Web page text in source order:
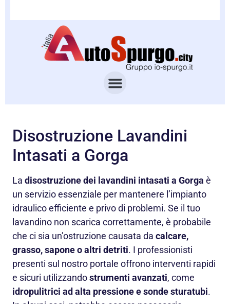
Disostruzione Lavandini
Intasati a Gorga
La disostruzione dei lavandini intasati a Gorga è
un servizio essenziale per mantenere l’impianto
idraulico efficiente e privo di problemi. Se il tuo
lavandino non scarica correttamente, è probabile
che ci sia un’ostruzione causata da calcare,
grasso, sapone o altri detriti. I professionisti
presenti sul nostro portale offrono interventi rapidi
e sicuri utilizzandostrumenti avanzati, come
idropulitrici ad alta pressione e sonde sturatubi.